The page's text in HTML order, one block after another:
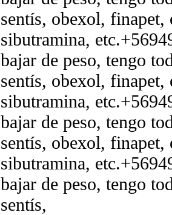
sentís, obexol, finapet,
sibutramina,
bajar de peso, tengo
sentís, obexol, finapet,
sibutramina,
bajar de peso, tengo
sentís, obexol, finapet,
sibutramina,
bajar de peso, tengo
sentís,